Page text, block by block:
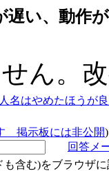
遅い、動作
ん。
名はやめたほうが
掲示板には非公開)
回答メ
含む)をブラウザ